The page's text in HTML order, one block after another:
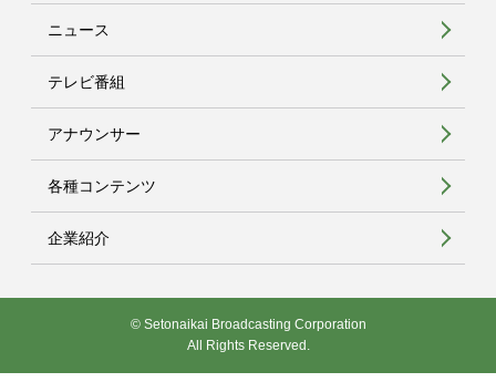
ニュース
テレビ番組
アナウンサー
各種コンテンツ
企業紹介
© Setonaikai Broadcasting Corporation
All Rights Reserved.